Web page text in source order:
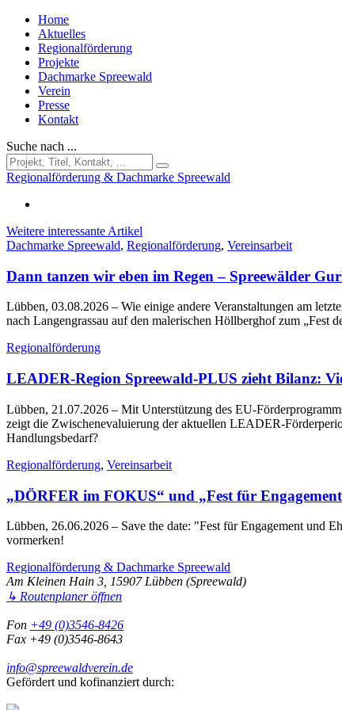
Home
Aktuelles
Regionalförderung
Projekte
Dachmarke Spreewald
Verein
Presse
Kontakt
Suche nach ...
Regionalförderung & Dachmarke Spreewald
Weitere interessante Artikel
Dachmarke Spreewald, Regionalförderung, Vereinsarbeit
Dann tanzen wir eben im Regen – Spreewälder
Lübben, 03.08.2026 – Wie einige andere Veranstaltungen am
nach Langengrassau auf den malerischen Höllberghof zum „Fest
Regionalförderung
LEADER-Region Spreewald-PLUS zieht Bilanz:
Lübben, 21.07.2026 – Mit Unterstützung des EU-
zeigt die Zwischenevaluierung der aktuellen LEADER-
Handlungsbedarf?
Regionalförderung, Vereinsarbeit
„DÖRFER im FOKUS“ und „Fest für
Lübben, 26.06.2026 – Save the date: "Fest für Engagement und
vormerken!
Regionalförderung & Dachmarke Spreewald
Am Kleinen Hain 3, 15907 Lübben (Spreewald)
↳ Routenplaner öffnen
Fon +49 (0)3546-8426
Fax +49 (0)3546-8643
info@spreewaldverein.de
Gefördert und kofinanziert durch: